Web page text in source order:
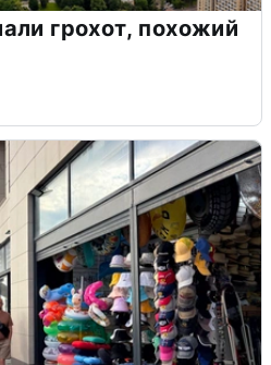
грохот, похожий